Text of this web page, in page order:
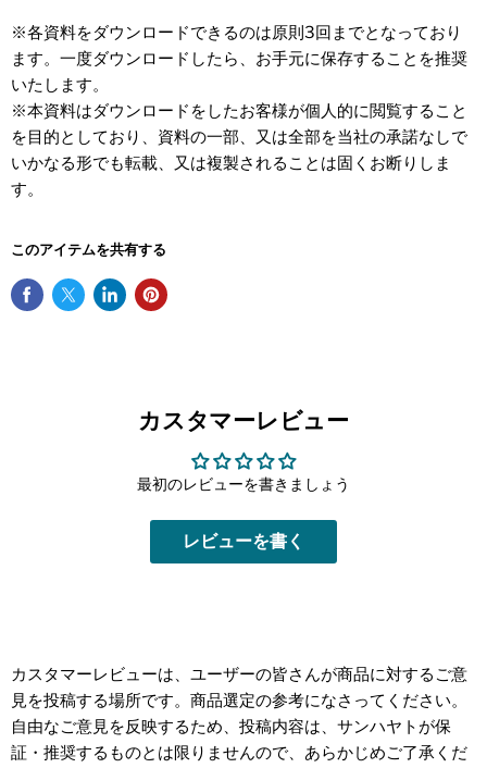
※各資料をダウンロードできるのは原則3回までとなっており
ます。一度ダウンロードしたら、お手元に保存することを推奨
いたします。
※本資料はダウンロードをしたお客様が個人的に閲覧すること
を目的としており、資料の一部、又は全部を当社の承諾なしで
いかなる形でも転載、又は複製されることは固くお断りしま
す。
このアイテムを共有する
カスタマーレビュー
最初のレビューを書きましょう
レビューを書く
カスタマーレビューは、ユーザーの皆さんが商品に対するご意
見を投稿する場所です。商品選定の参考になさってください。
自由なご意見を反映するため、投稿内容は、サンハヤトが保
証・推奨するものとは限りませんので、あらかじめご了承くだ